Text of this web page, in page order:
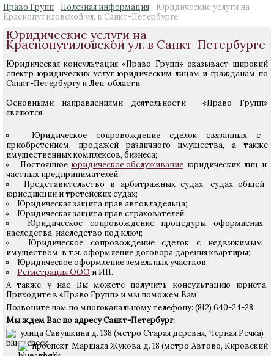
Право Групп Полезная информация
Юридические услуги на
Краснопутиловской ул. в Санкт-Петербурге
Юридические услуги на
Краснопутиловской ул. в Санкт-Петербурге
Юридическая консультация «Право Групп» оказывает широкий
спектр юридических услуг юридическим лицам и гражданам по
Санкт-Петербургу и Лен. области
Основными направлениями деятельности «Право Групп»
являются:
Юридическое сопровождение сделок связанных с
приобретением, продажей различного имущества, а также
имущественных комплексов, бизнеса;
Постоянное юридическое обслуживание юридических лиц и
частных предпринимателей;
Представительство в арбитражных судах, судах общей
юрисдикции и третейских судах;
Юридическая защита прав автовладельца;
Юридическая защита прав страхователей;
Юридическое сопровождение процедуры оформления
наследства, наследство под ключ;
Юридическое сопровождение сделок с недвижимым
имуществом, в т.ч. оформление договора дарения квартиры;
Юридическое оформление земельных участков;
Регистрация ООО и ИП.
А также у нас Вы можете получить консультацию юриста.
Приходите в «Право Групп» и мы поможем Вам!
Позвоните нам по многоканальному телефону: (812) 640-24-28
Мы ждем Вас по адресу Санкт-Петербург:
улица Савушкина д. 138 (метро Старая деревня, Черная Речка)
проспект Маршала Жукова д. 18 (метро Автово, Кировский